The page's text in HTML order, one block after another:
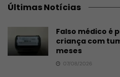
Últimas Notícias
Falso médico é
criança com
meses
07/08/2026